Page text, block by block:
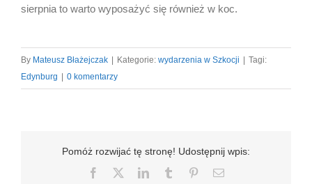
sierpnia to warto wyposażyć się również w koc.
By Mateusz Błażejczak | Kategorie: wydarzenia w Szkocji | Tagi:
Edynburg | 0 komentarzy
Pomóż rozwijać tę stronę! Udostępnij wpis:
Facebook
LinkedInTumblr PinterestEmail